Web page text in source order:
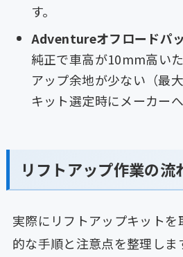
す。
Adventureオフロードパ
純正で車高が10mm高い
アップ余地が少ない（最
キット選定時にメーカー
リフトアップ作業の流
実際にリフトアップキット
的な手順と注意点を整理しま